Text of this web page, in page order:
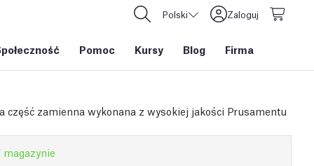
Polski Zaloguj
Pomoc Kursy Blog Firma
część zamienna wykonana z wysokiej jakości Prusamentu
magazynie